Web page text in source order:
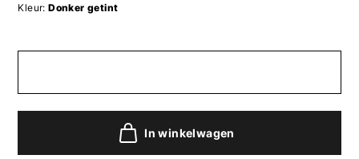
Kleur: Donker getint
In winkelwagen